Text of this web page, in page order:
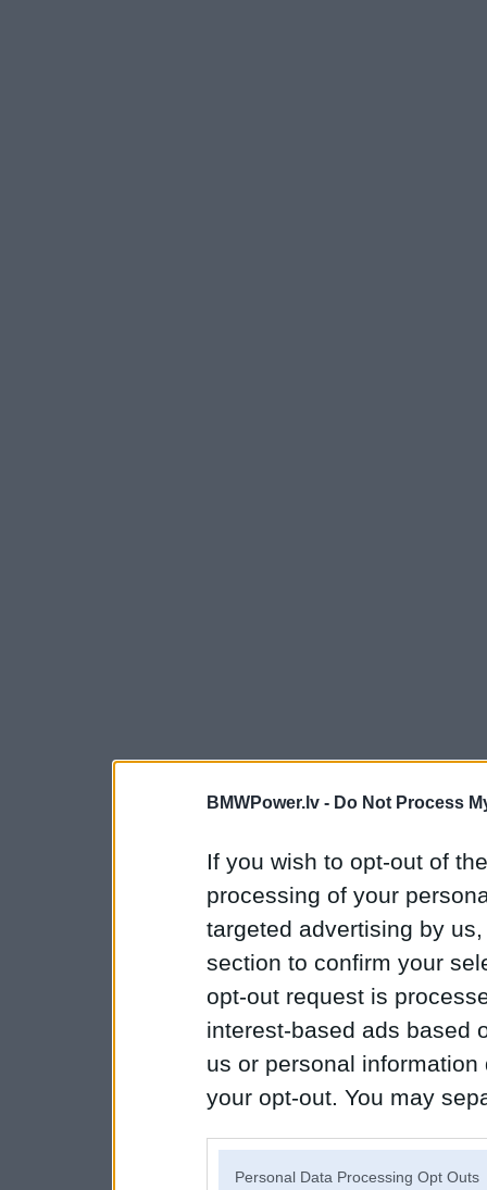
BMWPower.lv - Do Not Process
If you wish to opt-out of
processing of your
targeted advertising by
section to confirm your
opt-out request is
interest-based ads based
us or personal
your opt-out. You may
Personal Data Processing Opt Outs